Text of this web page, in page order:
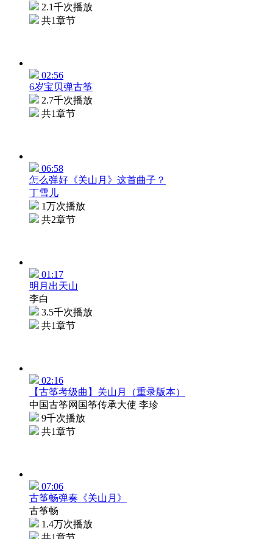
2.1千次播放
共1章节
02:56
6岁宝贝弹古筝
2.7千次播放
共1章节
06:58
怎么弹好《关山月》这首曲子？
丁雪儿
1万次播放
共2章节
01:17
明月出天山
李白
3.5千次播放
共1章节
02:16
【古筝考级曲】关山月（重录版本）
中国古筝网国筝传承大使 李珍
9千次播放
共1章节
07:06
古筝畅弹奏《关山月》
古筝畅
1.4万次播放